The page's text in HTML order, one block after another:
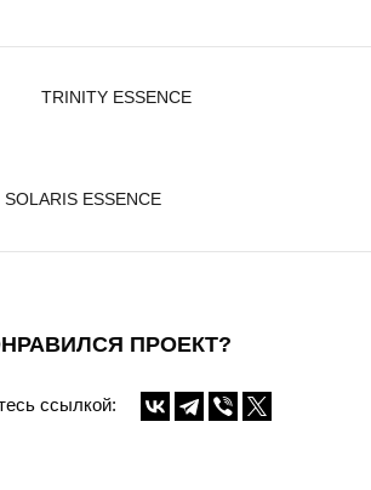
TRINITY ESSENCE
SOLARIS ESSENCE
ПРОЕКТ?
ссылкой: